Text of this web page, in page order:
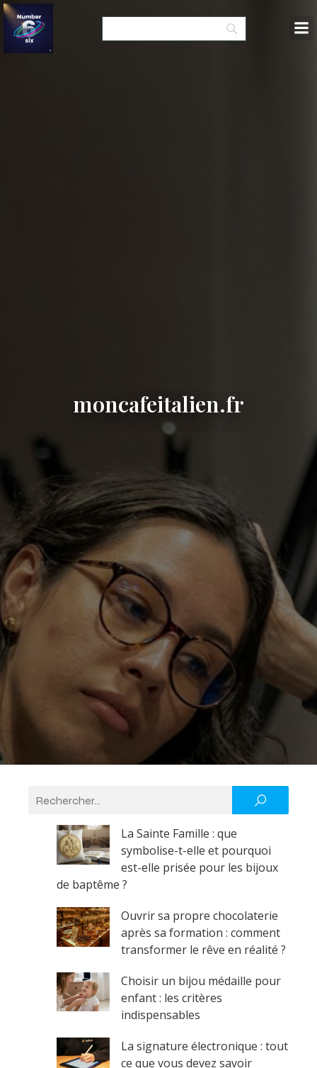
moncafeitalien.fr
La Sainte Famille : que
symbolise-t-elle et pourquoi
est-elle prisée pour les bijoux
de baptême ?
Ouvrir sa propre chocolaterie
après sa formation : comment
transformer le rêve en réalité ?
Choisir un bijou médaille pour
enfant : les critères
indispensables
La signature électronique : tout
ce que vous devez savoir